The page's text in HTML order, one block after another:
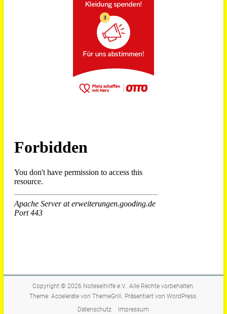
Copyright © 2026 Noteselhilfe e.V.. Alle Rechte vorbehalten.
Theme: Acceleratevon ThemeGrill. Präsentiert von WordPress.
Datenschutz
Impressum